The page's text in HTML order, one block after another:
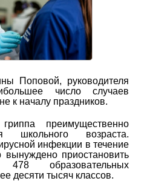
Поповой, руководителя
число случаев
к началу праздников.
преимущественно
школьного возраста.
инфекции в течение
приостановить
образовательных
десяти тысяч классов.